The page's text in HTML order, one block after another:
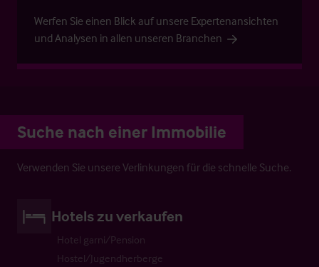
Werfen Sie einen Blick auf unsere Expertenansichten
und Analysen in allen unseren Branchen
Suche nach einer Immobilie
Verwenden Sie unsere Verlinkungen für die schnelle Suche.
Hotels zu verkaufen
Hotel garni/Pension
Hostel/Jugendherberge